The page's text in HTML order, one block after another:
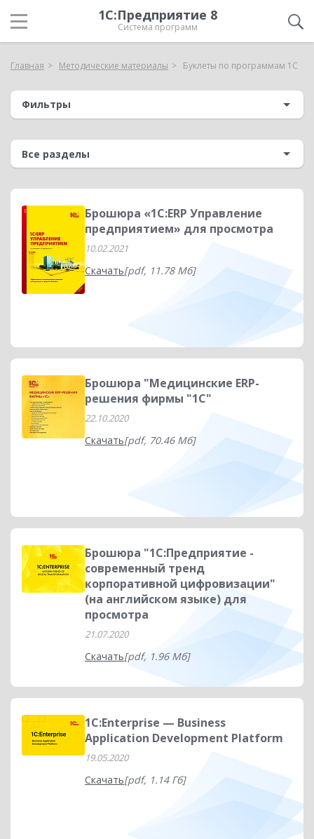
1С:Предприятие 8
Система программ
Главная Методические материалы Буклеты по программам 1С
Фильтры
Брошюра «1С:ERP Управление
предприятием» для просмотра
10.02.2021
Скачать[pdf, 11.78 Мб]
Брошюра "Медицинские ERP-
решения фирмы "1С"
22.10.2020
Скачать[pdf, 70.46 Мб]
Брошюра "1С:Предприятие -
современный тренд
корпоративной цифровизации"
(на английском языке) для
просмотра
21.07.2020
Скачать[pdf, 1.96 Мб]
1C:Enterprise — Business
Application Development Platform
19.05.2020
Скачать[pdf, 1.14 Гб]